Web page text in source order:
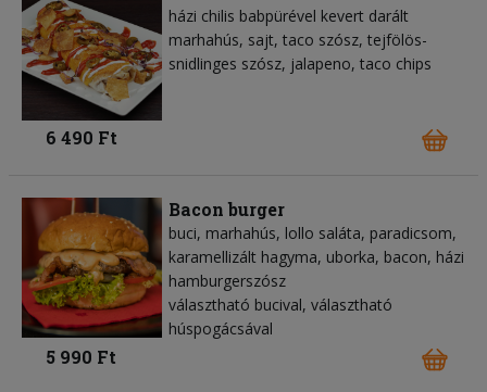
házi chilis babpürével kevert darált
marhahús, sajt, taco szósz, tejfölös-
snidlinges szósz, jalapeno, taco chips
6 490 Ft
Bacon burger
buci, marhahús, lollo saláta, paradicsom,
karamellizált hagyma, uborka, bacon, házi
hamburgerszósz
választható bucival, választható
húspogácsával
5 990 Ft